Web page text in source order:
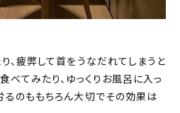
、疲弊して首をうなだれてしまうと
べてみたり、ゆっくりお風呂に入っ
るのももちろん大切でその効果は